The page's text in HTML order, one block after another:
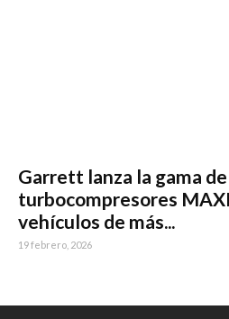
Garrett lanza la gama de
turbocompresores
vehículos de más...
19 febrero, 2026